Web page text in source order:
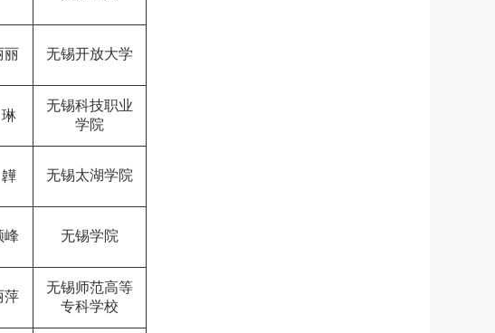
丽 无锡开放大学
琳
无锡科技职业
学院
韡 无锡太湖学院
峰 无锡学院
萍
无锡师范高等
专科学校